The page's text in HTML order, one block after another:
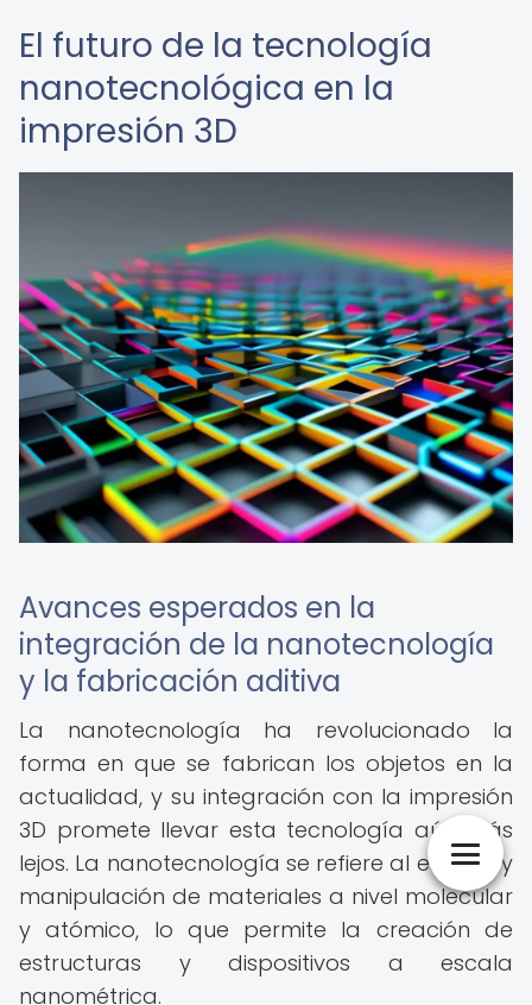
El futuro de la tecnología
nanotecnológica en la
impresión 3D
Avances esperados en la
integración de la nanotecnología
y la fabricación aditiva
La nanotecnología ha revolucionado la
forma en que se fabrican los objetos en la
actualidad, y su integración con la impresión
3D promete llevar esta tecnología aún más
lejos. La nanotecnología se refiere al estudio y
manipulación de materiales a nivel molecular
y atómico, lo que permite la creación de
estructuras y dispositivos a escala
nanométrica.